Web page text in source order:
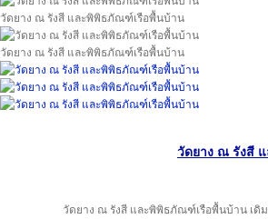
วัดยาง ณ รังสี และพิพิธภัณฑ์เรือพื้นบ้าน
วัดยาง ณ รังสี และพิพิธภัณฑ์เรือพื้นบ้าน
วัดยาง ณ รังสี
วัดยาง ณ รังสี และพิพิธภัณฑ์เรือพื้นบ้าน เดิ